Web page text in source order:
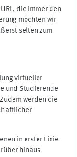
die immer den
möchten wir
selten zum
virtueller
und Studierende
werden die
in erster Linie
hinaus